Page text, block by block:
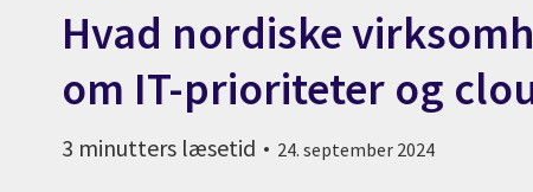
Hvad nordiske
om IT-prioriteter og
3 minutters læsetid 24. september 2024